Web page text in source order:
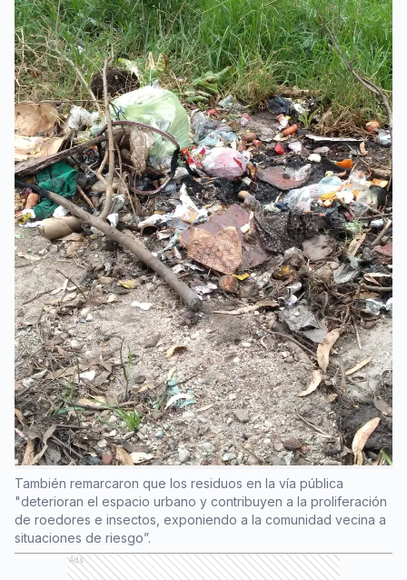
También remarcaron que los residuos en la vía pública
"deterioran el espacio urbano y contribuyen a la proliferación
de roedores e insectos, exponiendo a la comunidad vecina a
situaciones de riesgo”.
Ads